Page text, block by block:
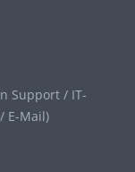
Support / IT-
E-Mail)